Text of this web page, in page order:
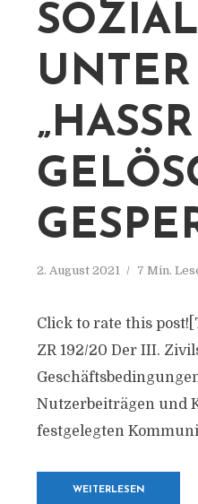
2. August 2021 7 Min.
Click to rate this
ZR 192/20 Der III.
Nutzerbeiträgen und
festgelegten
WEITERLESEN